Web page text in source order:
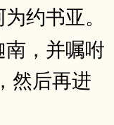
约书亚。
，并嘱咐
然后再进